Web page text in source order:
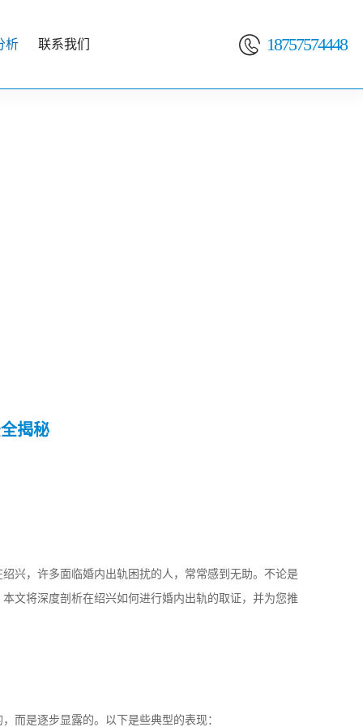
析 联系我们  18757574448
揭秘
兴，许多面临婚内出轨困扰的人，常常感到无助。不论是
文将深度剖析在绍兴如何进行婚内出轨的取证，并为您推
而是逐步显露的。以下是些典型的表现：